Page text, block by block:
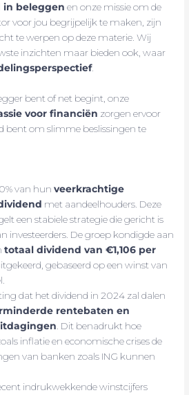
beleggen en onze missie om de
voor jou begrijpelijk te maken, zijn
te werpen op deze materie. Wij
inzichten maar bieden ook, waar
.
bent of net begint, onze
voor financiën zorgen ervoor
bent om slimme beslissingen te
van hunveerkrachtige
met aandeelhouders. Deze
een stabiele strategie die gericht is
investeerders. De groep kondigde aan
totaal dividend van €1,106 per
gebaseerd op een winst van
dat het dividend in 2024 zal dalen
rentebaten en
. Dit benadrukt hoe
inflatie en economische crises de
van banken zoals ING kunnen
indrukwekkende winstcijfers